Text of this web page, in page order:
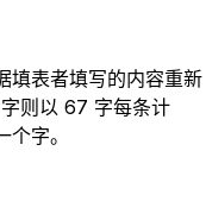
填表者填写的内容重新
则以 67 字每条计
字。